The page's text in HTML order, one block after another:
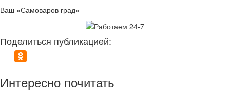
Ваш «Самоваров град»
Поделиться публикацией:
Интересно почитать